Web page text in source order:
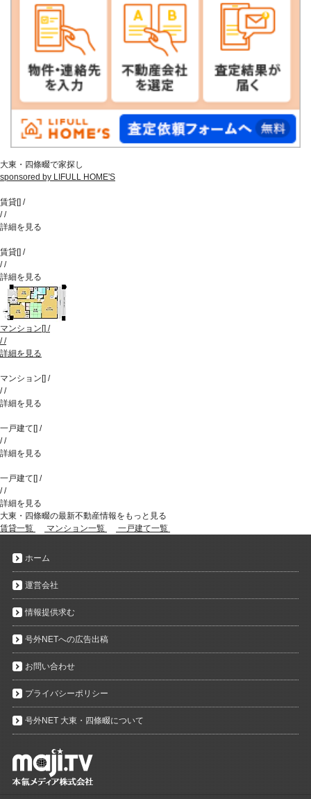
大東・四條畷で家探し
sponsored by LIFULL HOME'S
賃貸[] /
//
詳細を見る
賃貸[] /
//
詳細を見る
マンション [] /
//
詳細を見る
マンション [] /
//
詳細を見る
一戸建て [] /
//
詳細を見る
一戸建て [] /
//
詳細を見る
大東・四條畷の最新不動産情報をもっと見る
賃貸一覧
マンション一覧 一戸建て一覧
ホーム
運営会社
情報提供求む
号外NETへの広告出稿
お問い合わせ
プライバシーポリシー
号外NET 大東・四條畷について